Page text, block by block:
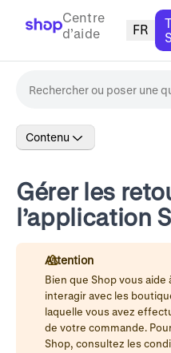
Centre
d’aide
FR
Contenu
Gérer les
l’application
Attention
Bien que Shop vous
interagir avec les
laquelle vous avez
de votre commande.
Shop, consultez les